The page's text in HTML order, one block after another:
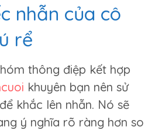
nhẫn của cô
rể
thông điệp kết hợp
khuyên bạn nên sử
khắc lên nhẫn. Nó sẽ
ý nghĩa rõ ràng hơn so